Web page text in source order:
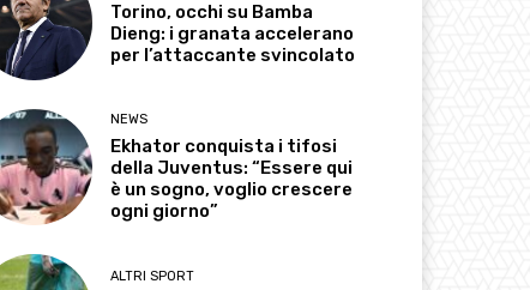
Torino, occhi su Bamba
Dieng: i granata accelerano
per l’attaccante svincolato
NEWS
Ekhator conquista i tifosi
della Juventus: “Essere qui
è un sogno, voglio crescere
ogni giorno”
ALTRI SPORT